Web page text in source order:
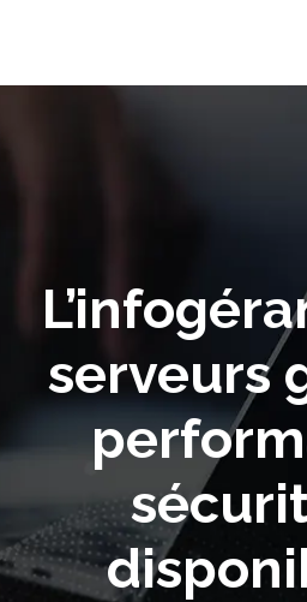
serveurs